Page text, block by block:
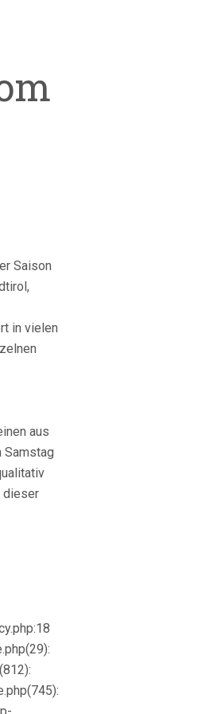
Saison
in vielen
aus
Samstag
dieser